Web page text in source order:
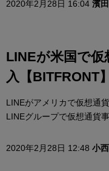
2020年2月28日 16:04 濱
LINEが米国で仮
入【BITFRONT】
LINEがアメリカで仮想通
LINEグループで仮想通貨
2020年2月28日 12:48 小